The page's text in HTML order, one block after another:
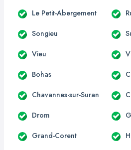
Le Petit-Abergement
Songieu
Vieu
Bohas
Chavannes-sur-Suran
Drom
Grand-Corent